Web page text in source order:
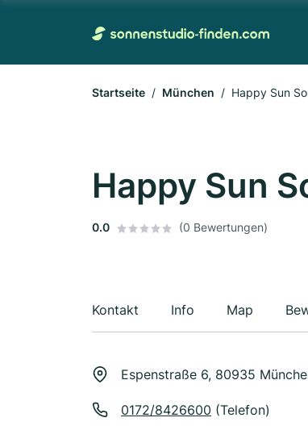
Startseite München Happy Sun
Happy Sun
0.0 (0 Bewertungen)
Kontakt Info Map
Espenstraße 6, 80935
0172/8426600 (Telefon)